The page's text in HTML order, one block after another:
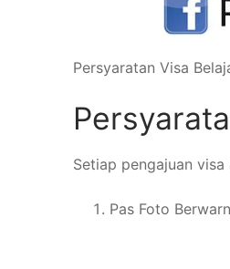
Persyaratan Visa
Setiap pengajuan
Pas Foto